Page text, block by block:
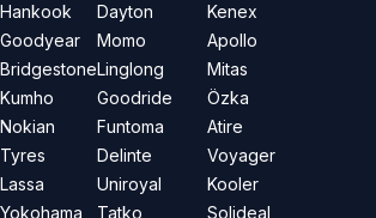
Hankook
Goodyear
Bridgestone
Kumho
Nokian
Tyres
Lassa
Yokohama
Dayton
Momo
Linglong
Goodride
Funtoma
Delinte
Uniroyal
Tatko
Kenex
Apollo
Mitas
Özka
Atire
Voyager
Kooler
Solideal